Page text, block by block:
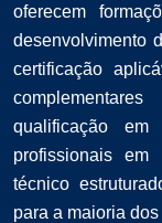
oferecem
desenvolvimento
certificação
qualificação em
profissionais em
técnico
para a maioria dos